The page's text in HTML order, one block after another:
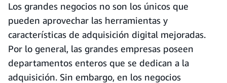
Los grandes negocios no son los únicos que
pueden aprovechar las herramientas y
características de adquisición digital mejoradas.
Por lo general, las grandes empresas poseen
departamentos enteros que se dedican a la
adquisición. Sin embargo, en los negocios